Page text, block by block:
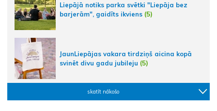
Liepājā notiks parka svētki "Liepāja bez
barjerām", gaidīts ikviens (5)
JaunLiepājas vakara tirdziņš aicina kopā
svinēt divu gadu jubileju (5)
skatīt nākošo